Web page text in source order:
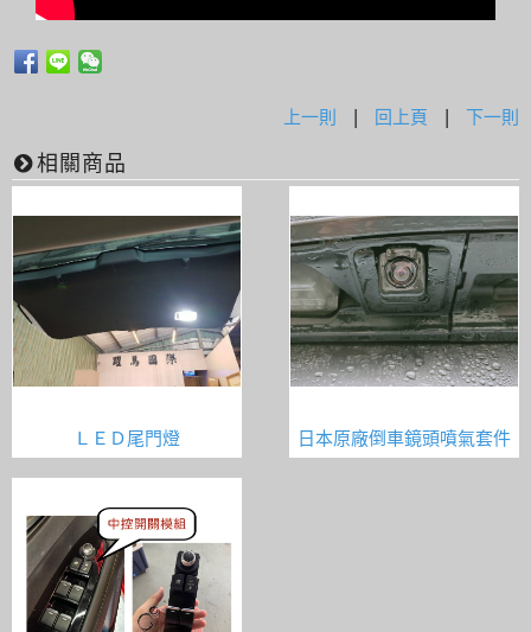
上一則 | 回上頁 | 下一則
相關商品
ＬＥＤ尾門燈 日本原廠倒車鏡頭噴氣套件